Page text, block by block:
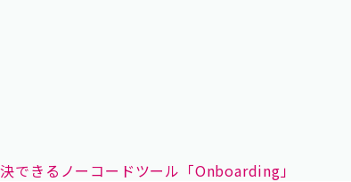
できるノーコードツール「Onboarding」